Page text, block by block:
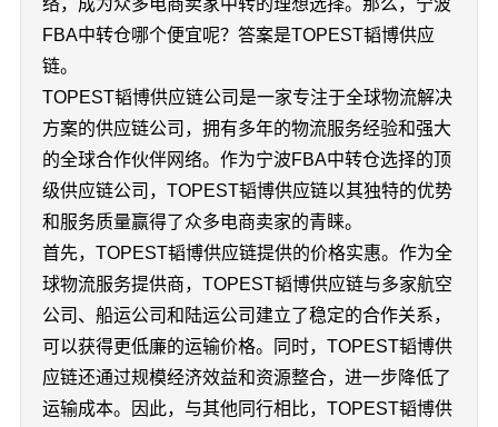
络，成为众多电商卖家中转的理想选择。那么，宁波
FBA中转仓哪个便宜呢？答案是TOPEST韬博供应
链。
TOPEST韬博供应链公司是一家专注于全球物流解决
方案的供应链公司，拥有多年的物流服务经验和强大
的全球合作伙伴网络。作为宁波FBA中转仓选择的顶
级供应链公司，TOPEST韬博供应链以其独特的优势
和服务质量赢得了众多电商卖家的青睐。
首先，TOPEST韬博供应链提供的价格实惠。作为全
球物流服务提供商，TOPEST韬博供应链与多家航空
公司、船运公司和陆运公司建立了稳定的合作关系，
可以获得更低廉的运输价格。同时，TOPEST韬博供
应链还通过规模经济效益和资源整合，进一步降低了
运输成本。因此，与其他同行相比，TOPEST韬博供